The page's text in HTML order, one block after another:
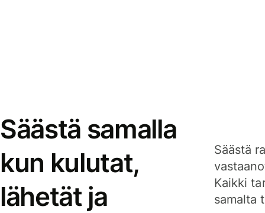
Säästä samalla
kun kulutat,
lähetät ja
Säästä
Kaikki
samalta